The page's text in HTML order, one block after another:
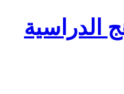
الدراسية